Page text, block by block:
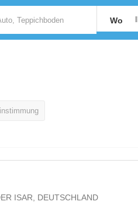
Wo
ISAR, DEUTSCHLAND